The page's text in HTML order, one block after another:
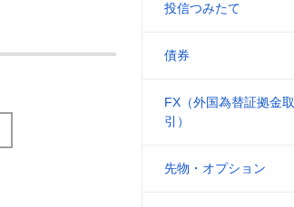
投信つみたて
債券
FX（外国為替証拠金取
引）
先物・オプション